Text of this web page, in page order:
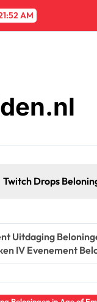
AM
Uitdaging
IV Evenement